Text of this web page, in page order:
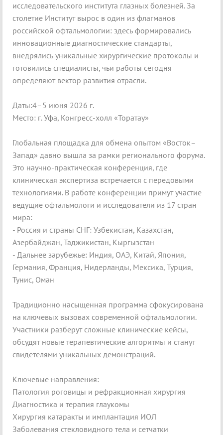
исследовательского института глазных болезней. За
столетие Институт вырос в один из флагманов
российской офтальмологии: здесь формировались
инновационные диагностические стандарты,
внедрялись уникальные хирургические протоколы и
готовились специалисты, чьи работы сегодня
определяют вектор развития отрасли.
Даты:4–5 июня 2026 г.
Место: г. Уфа, Конгресс-холл «Торатау»
Глобальная площадка для обмена опытом «Восток–
Запад» давно вышла за рамки регионального форума.
Это научно-практическая конференция, где
клиническая экспертиза встречается с передовыми
технологиями. В работе конференции примут участие
ведущие офтальмологи и исследователи из 17 стран
мира:
- Россия и страны СНГ: Узбекистан, Казахстан,
Азербайджан, Таджикистан, Кыргызстан
- Дальнее зарубежье: Индия, ОАЭ, Китай, Япония,
Германия, Франция, Нидерланды, Мексика, Турция,
Тунис, Оман
Традиционно насыщенная программа сфокусирована
на ключевых вызовах современной офтальмологии.
Участники разберут сложные клинические кейсы,
обсудят новые терапевтические алгоритмы и станут
свидетелями уникальных демонстраций.
Ключевые направления:
Патология роговицы и рефракционная хирургия
Диагностика и терапия глаукомы
Хирургия катаракты и имплантация ИОЛ
Заболевания стекловидного тела и сетчатки